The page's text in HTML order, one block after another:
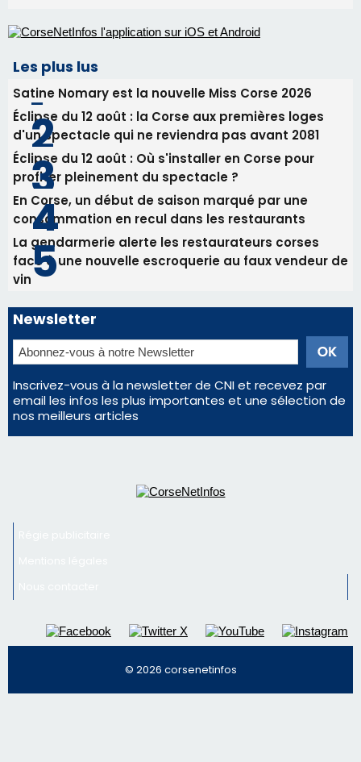
profiter pleinement du spectacle ?
consommation en recul dans les restaurants
La gendarmerie alerte les restaurateurs corses
face à une nouvelle escroquerie au faux vendeur de
vin
Newsletter
Inscrivez-vous à la newsletter de CNI et recevez par
email les infos les plus importantes et une sélection de
nos meilleurs articles
Régie publicitaire
Mentions légales
Nous contacter